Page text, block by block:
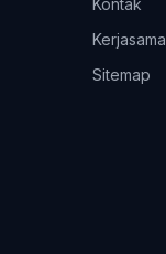
Kontak
Kerjasama
Sitemap